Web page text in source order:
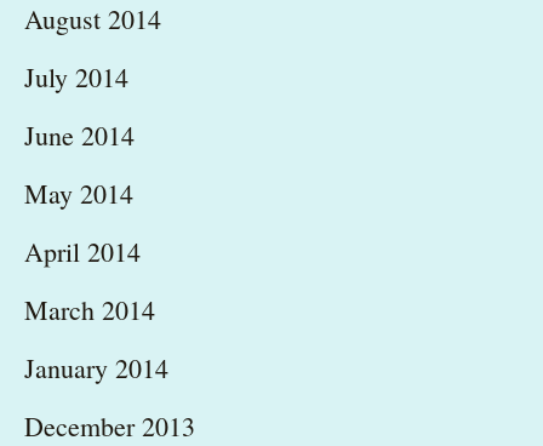
August 2014
July 2014
June 2014
May 2014
April 2014
March 2014
January 2014
December 2013